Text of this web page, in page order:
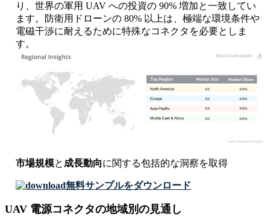
り、世界の軍用 UAV への投資の 90% 増加と一致してい
ます。防衛用ドローンの 80% 以上は、極端な環境条件や
電磁干渉に耐えるために特殊なコネクタを必要としま
す。
XX%
XX
XX%
XX
XX%
XX
XX%
XX
市場規模と 成長動向に関する包括的な洞察を取得
無料サンプルをダウンロード
UAV 電源コネクタの地域別の見通し